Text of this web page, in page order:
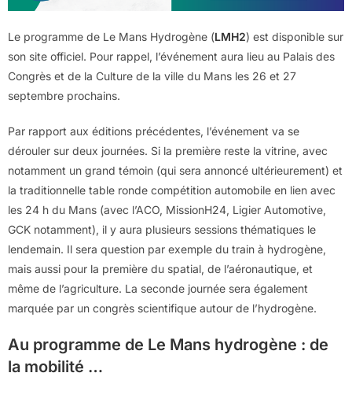
Le programme de Le Mans Hydrogène (LMH2) est disponible sur
son site officiel. Pour rappel, l’événement aura lieu au Palais des
Congrès et de la Culture de la ville du Mans les 26 et 27
septembre prochains.
Par rapport aux éditions précédentes, l’événement va se
dérouler sur deux journées. Si la première reste la vitrine, avec
notamment un grand témoin (qui sera annoncé ultérieurement) et
la traditionnelle table ronde compétition automobile en lien avec
les 24 h du Mans (avec l’ACO, MissionH24, Ligier Automotive,
GCK notamment), il y aura plusieurs sessions thématiques le
lendemain. Il sera question par exemple du train à hydrogène,
mais aussi pour la première du spatial, de l’aéronautique, et
même de l’agriculture. La seconde journée sera également
marquée par un congrès scientifique autour de l’hydrogène.
Au programme de Le Mans hydrogène : de
la mobilité …